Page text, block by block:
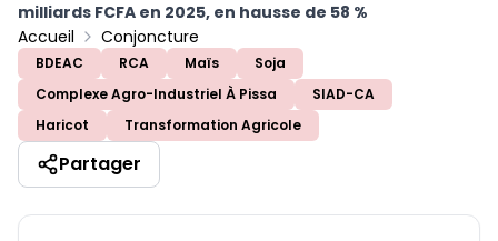
milliards FCFA en 2025, en hausse de 58 %
Accueil
Conjoncture
BDEAC RCA Maïs
Soja
Complexe Agro-Industriel À Pissa
SIAD-CA
Haricot
Transformation Agricole
Partager